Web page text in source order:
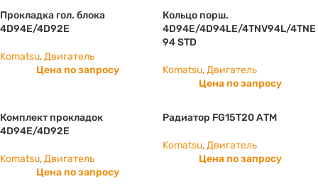
Прокладка гол. блока
4D94E/4D92E
Komatsu,Двигатель
Цена по запросу
Кольцо порш.
4D94E/4D94LE/4TNV94L/4TNE
94 STD
Komatsu,Двигатель
Цена по запросу
Комплект прокладок
4D94E/4D92E
Komatsu,Двигатель
Цена по запросу
Радиатор FG15T20 АТМ
Komatsu,Двигатель
Цена по запросу